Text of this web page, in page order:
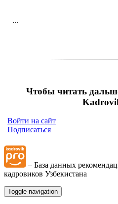
...
Чтобы читать
Войти на сайт
Подписаться
– База данных
кадровиков Узбекистана
Toggle navigation